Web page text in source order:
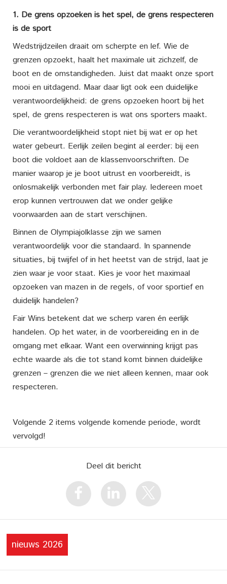
1. De grens opzoeken is het spel, de grens respecteren
is de sport
Wedstrijdzeilen draait om scherpte en lef. Wie de
grenzen opzoekt, haalt het maximale uit zichzelf, de
boot en de omstandigheden. Juist dat maakt onze sport
mooi en uitdagend. Maar daar ligt ook een duidelijke
verantwoordelijkheid: de grens opzoeken hoort bij het
spel, de grens respecteren is wat ons sporters maakt.
Die verantwoordelijkheid stopt niet bij wat er op het
water gebeurt. Eerlijk zeilen begint al eerder: bij een
boot die voldoet aan de klassenvoorschriften. De
manier waarop je je boot uitrust en voorbereidt, is
onlosmakelijk verbonden met fair play. Iedereen moet
erop kunnen vertrouwen dat we onder gelijke
voorwaarden aan de start verschijnen.
Binnen de Olympiajolklasse zijn we samen
verantwoordelijk voor die standaard. In spannende
situaties, bij twijfel of in het heetst van de strijd, laat je
zien waar je voor staat. Kies je voor het maximaal
opzoeken van mazen in de regels, of voor sportief en
duidelijk handelen?
Fair Wins betekent dat we scherp varen én eerlijk
handelen. Op het water, in de voorbereiding en in de
omgang met elkaar. Want een overwinning krijgt pas
echte waarde als die tot stand komt binnen duidelijke
grenzen – grenzen die we niet alleen kennen, maar ook
respecteren.
Volgende 2 items volgende komende periode, wordt
vervolgd!
Deel dit bericht
nieuws 2026